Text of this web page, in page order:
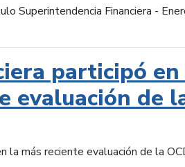
Superintendencia Financiera -
participó
evaluación de
la más reciente evaluación de la